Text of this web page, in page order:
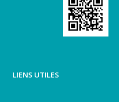
LIENS UTILES